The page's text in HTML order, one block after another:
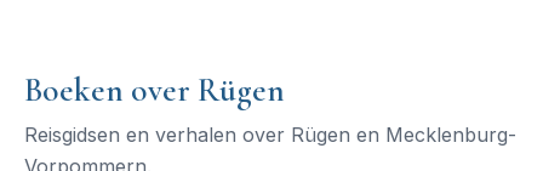
Boeken over Rügen
Reisgidsen en verhalen over Rügen en Mecklenburg-